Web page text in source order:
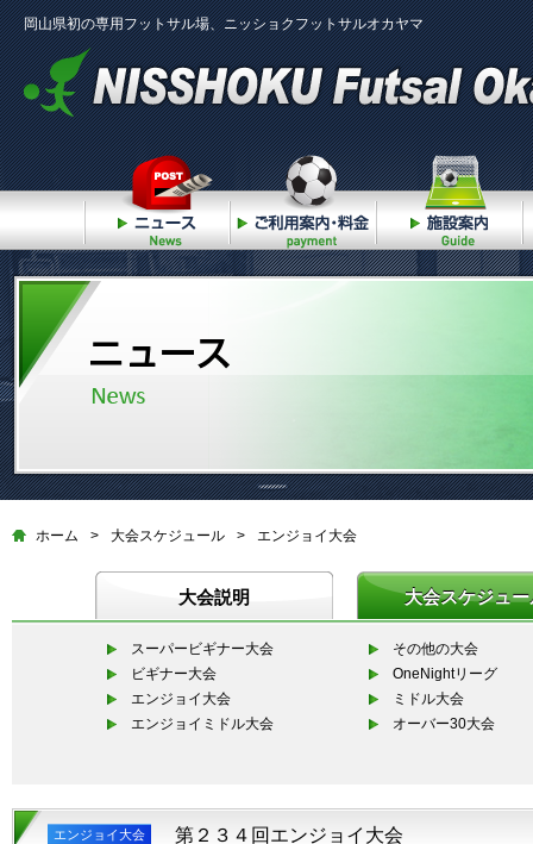
岡山県初の専用フットサル場、ニッショクフットサルオカヤマ
ニュース ご利用案内・料金
ホーム > 大会スケジュール > エンジョイ大会
大会説明 大会スケジュー
スーパービギナー大会
ビギナー大会
エンジョイ大会
エンジョイミドル大会
その他の大会
OneNightリーグ
ミドル大会
オーバー30大会
エンジョイ大会 第２３４回エンジョイ大会